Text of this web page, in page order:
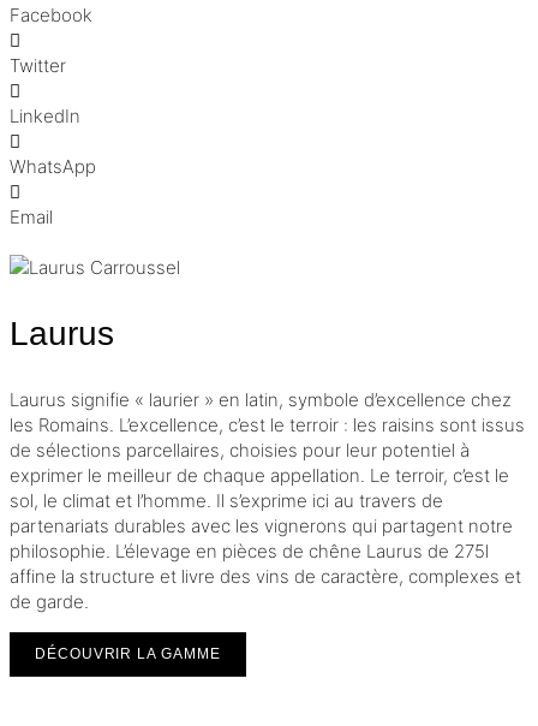
Facebook
Twitter
LinkedIn
WhatsApp
Email
Laurus
Laurus signifie « laurier » en latin, symbole d’excellence chez
les Romains. L’excellence, c’est le terroir : les raisins sont issus
de sélections parcellaires, choisies pour leur potentiel à
exprimer le meilleur de chaque appellation. Le terroir, c’est le
sol, le climat et l’homme. Il s’exprime ici au travers de
partenariats durables avec les vignerons qui partagent notre
philosophie. L’élevage en pièces de chêne Laurus de 275l
affine la structure et livre des vins de caractère, complexes et
de garde.
DÉCOUVRIR LA GAMME